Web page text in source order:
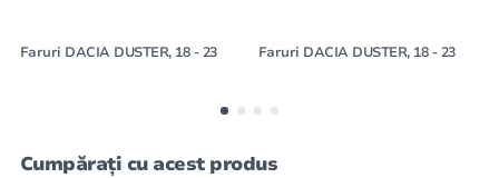
Faruri DACIA DUSTER, 18 - 23 Faruri DACIA DUSTER, 18 - 23
Cumpărați cu acest produs